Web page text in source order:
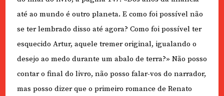
até ao mundo é outro planeta. E como foi possível não
se ter lembrado disso até agora? Como foi possível ter
esquecido Artur, aquele tremer original, igualando o
desejo ao medo durante um abalo de terra?» Não posso
contar o final do livro, não posso falar-vos do narrador,
mas posso dizer que o primeiro romance de Renato